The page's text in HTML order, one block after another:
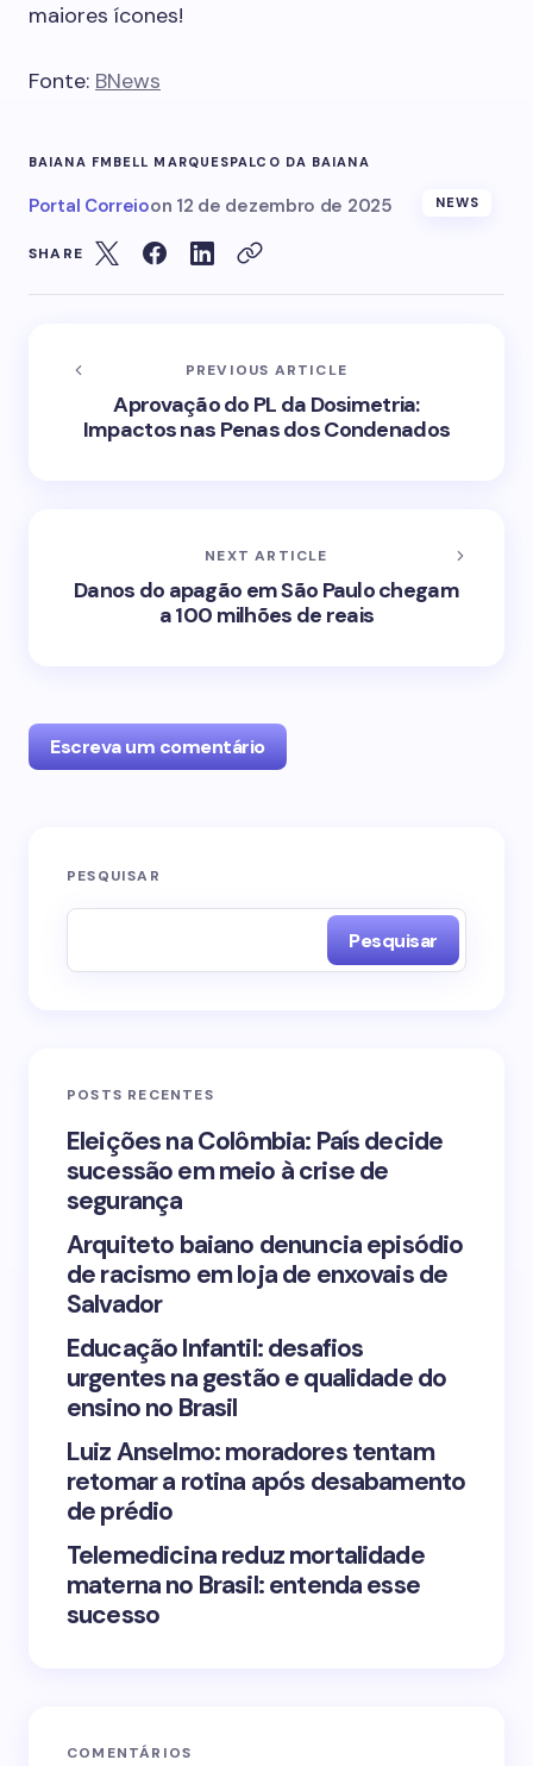
maiores ícones!
Fonte: BNews
BAIANA FM BELL MARQUESPALCO DA BAIANA
Portal Correioon 12 de dezembro de 2025 NEWS
SHARE
PREVIOUS ARTICLE
Aprovação do PL da Dosimetria:
Impactos nas Penas dos Condenados
NEXT ARTICLE
Danos do apagão em São Paulo chegam
a 100 milhões de reais
Escreva um comentário
O seu endereço de e-mail não será publicado.
Your Comment *
Save my name and email in this browser for the
Submit Comment
PESQUISAR
Pesquisar
POSTS RECENTES
Eleições na Colômbia: País decide
sucessão em meio à crise de
segurança
Arquiteto baiano denuncia episódio
de racismo em loja de enxovais de
Salvador
Educação Infantil: desafios
urgentes na gestão e qualidade do
ensino no Brasil
Luiz Anselmo: moradores tentam
retomar a rotina após desabamento
de prédio
Telemedicina reduz mortalidade
materna no Brasil: entenda esse
sucesso
COMENTÁRIOS